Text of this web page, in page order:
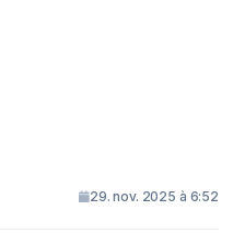
29. nov. 2025 à 6:52